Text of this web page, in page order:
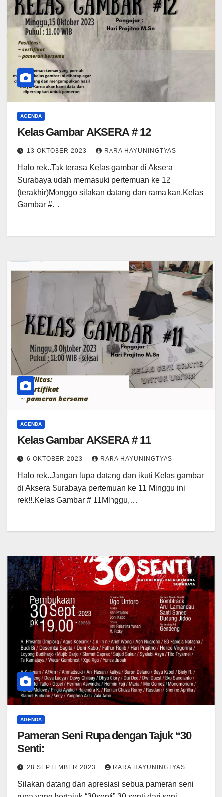
AGENDA
Kelas Gambar AKSERA # 12
13 OKTOBER 2023 RARA HAYUNINGTYAS
Halo rek..Tak terasa Kelas gambar di Aksera
Surabaya udah memasuki pertemuan ke 12
(terakhir)Monggo silakan datang dan ramaikan.Kelas
Gambar #…
AGENDA
Kelas Gambar AKSERA # 11
6 OKTOBER 2023 RARA HAYUNINGTYAS
Halo rek..Jangan lupa datang dan ikuti Kelas gambar
di Aksera Surabaya pertemuan ke 11 Minggu ini
rek!!.Kelas Gambar # 11Minggu,…
AGENDA
Pameran Seni Rupa dengan Tajuk “30
Senti:
28 SEPTEMBER 2023 RARA HAYUNINGTYAS
Silakan datang dan apresiasi sebua pameran seni